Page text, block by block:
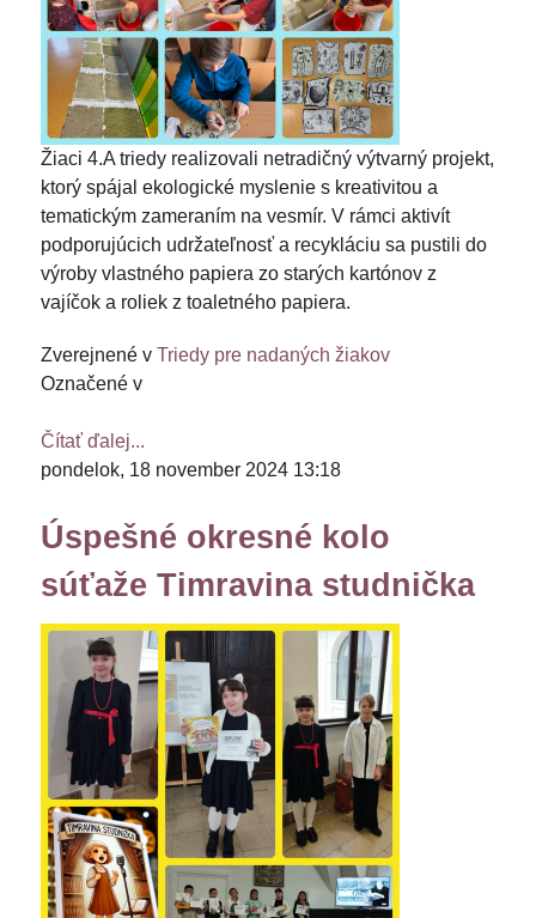
Žiaci 4.A triedy realizovali netradičný výtvarný projekt,
ktorý spájal ekologické myslenie s kreativitou a
tematickým zameraním na vesmír. V rámci aktivít
podporujúcich udržateľnosť a recykláciu sa pustili do
výroby vlastného papiera zo starých kartónov z
vajíčok a roliek z toaletného papiera.
Zverejnené v Triedy pre nadaných žiakov
Označené v
Čítať ďalej...
pondelok, 18 november 2024 13:18
Úspešné okresné kolo
súťaže Timravina studnička